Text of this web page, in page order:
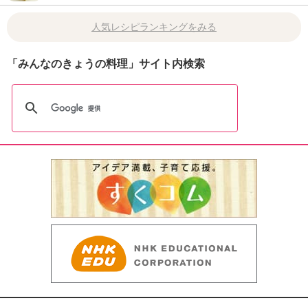
人気レシピランキングをみる
「みんなのきょうの料理」サイト内検索